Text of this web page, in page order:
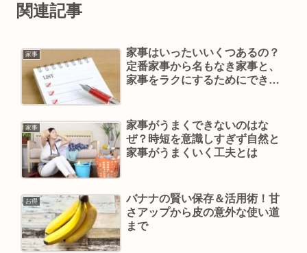
関連記事
家事
家事はいったいいくつあるの？
定番家事から名もなき家事と、
家事をラクにするためにできる
家事
家事がうまくできないのはな
ぜ？時短を意識しすぎず自然と
家事がうまくいく工夫とは
お得
バナナの賢い保存＆活用術！甘
さアップから皮の意外な使い道
まで